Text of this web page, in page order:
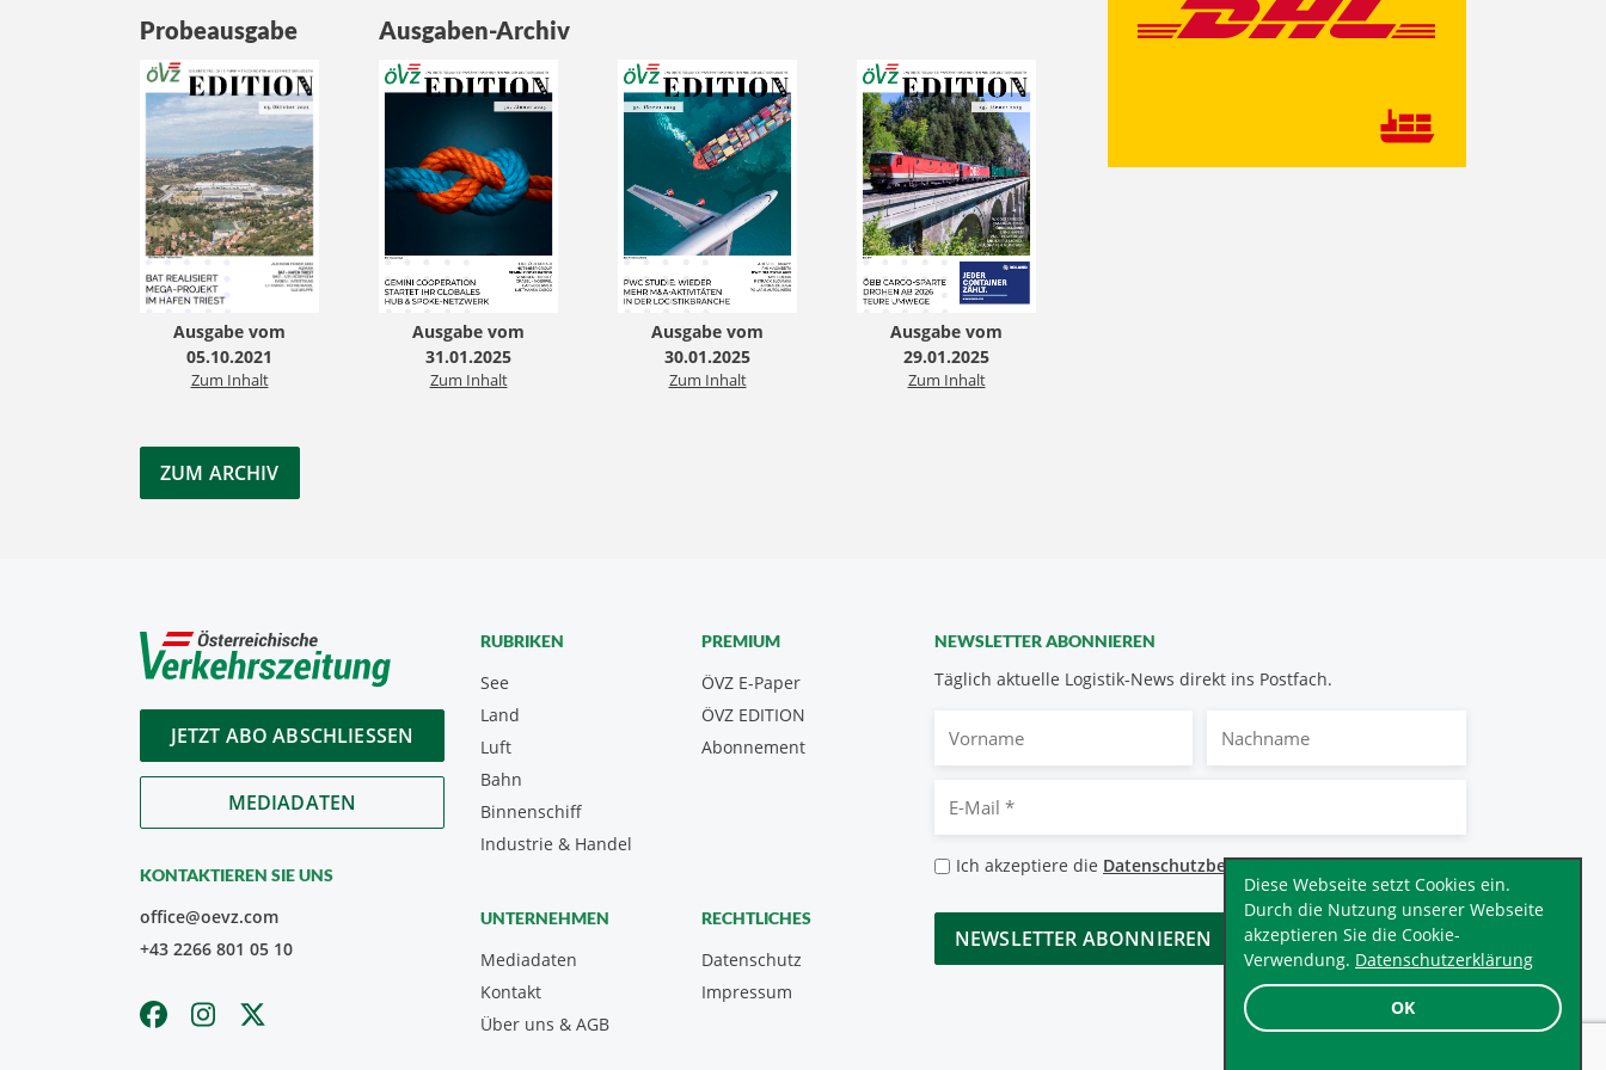
OK
Diese Webseite setzt Cookies ein.
Durch die Nutzung unserer Webseite
akzeptieren Sie die Cookie-
Verwendung. Datenschutzerklärung
Probeausgabe
Ausgabe vom
05.10.2021
Zum Inhalt
Ausgaben-Archiv
Ausgabe vom
31.01.2025
Zum Inhalt
Ausgabe vom
30.01.2025
Zum Inhalt
Ausgabe vom
29.01.2025
Zum Inhalt
ZUM ARCHIV
JETZT ABO ABSCHLIESSEN
MEDIADATEN
KONTAKTIEREN SIE UNS
office@oevz.com
+43 2266 801 05 10
NEWSLETTER ABONNIEREN
Täglich aktuelle Logistik-News direkt ins Postfach.
Mail
Datenschutzbestimmungen
Ich akzeptiere die Datenschutzbestimmungen.*
CAPTCHA
RUBRIKEN
See
Land
Luft
Bahn
Binnenschiff
Industrie & Handel
PREMIUM
ÖVZ E-Paper
Abonnement
ÖVZ EDITION
UNTERNEHMEN
Mediadaten
Kontakt
Über uns & AGB
RECHTLICHES
Datenschutz
Impressum